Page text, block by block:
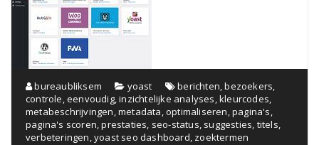
bureaubliksem yoast berichten,bezoekers,
controle,eenvoudig,inzichtelijke analyses,kleurcodes,
metabeschrijvingen,metadata,optimaliseren,pagina's,
pagina's scoren,prestaties, seo-status, suggesties, titels,
verbeteringen,yoast seo dashboard, zoektermen